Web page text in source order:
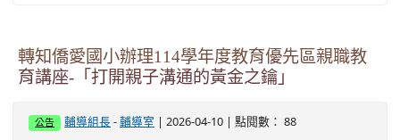
轉知僑愛國小辦理114學年度教育優先區親職教
育講座-「打開親子溝通的黃金之鑰」
公告 輔導組長 -輔導室 | 2026-04-10 | 點閱數： 88